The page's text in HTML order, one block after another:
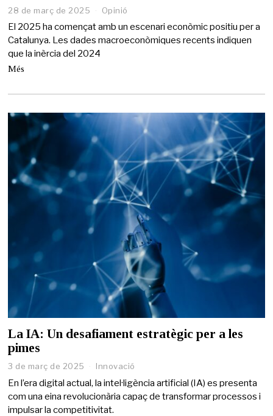
28 de març de 2025
8
d
e
m
2
2
Opinió
El 2025 ha començat amb un escenari econòmic positiu per a
Catalunya. Les dades macroeconòmiques recents indiquen
que la inèrcia del 2024
Més
La IA: Un desafiament estratègic per a les
pimes
3 de març de 2025
3
d
e
m
a
Innovació
En l’era digital actual, la intel·ligència artificial (IA) es presenta
com una eina revolucionària capaç de transformar processos i
impulsar la competitivitat.